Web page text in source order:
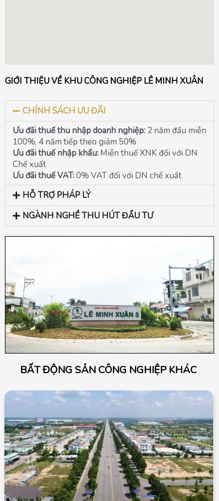
GIỚI THIỆU VỀ KHU CÔNG NGHIỆP LÊ MINH XUÂN
CHÍNH SÁCH ƯU ĐÃI
Ưu đãi thuế thu nhập doanh nghiệp: 2 năm đầu miễn
100%, 4 năm tiếp theo giảm 50%
Ưu đãi thuế nhập khẩu: Miễn thuế XNK đối với DN
Chế xuất
Ưu đãi thuế VAT:0% VAT đối với DN chế xuất
HỖ TRỢ PHÁP LÝ
NGÀNH NGHỀ THU HÚT ĐẦU TƯ
BẤT ĐỘNG SẢN CÔNG NGHIỆP KHÁC